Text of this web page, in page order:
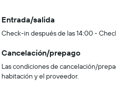
Entrada/salida
Check-in después de las 14:00 -
Cancelación/prepago
Las condiciones de cancelación/
habitación y el proveedor.